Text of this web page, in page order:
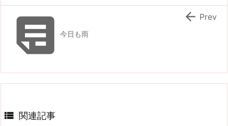
今日も雨
 Prev
 関連記事